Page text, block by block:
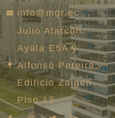
info@mgr.ec
Julio Alarcón
Ayala E5A y
Alfonso Pereira,
Edificio Zaigen.
Piso 13